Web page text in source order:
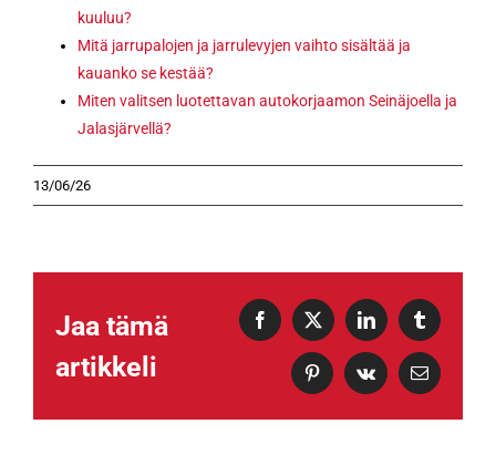
kuuluu?
Mitä jarrupalojen ja jarrulevyjen vaihto sisältää ja
kauanko se kestää?
Miten valitsen luotettavan autokorjaamon Seinäjoella ja
Jalasjärvellä?
13/06/26
Jaa tämä
artikkeli
Facebook
X LinkedInTumblr
PinterestVk Sähköposti